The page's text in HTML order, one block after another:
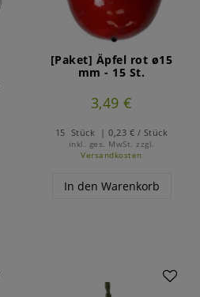
[Paket] Äpfel rot ø15
mm - 15 St.
3,49 €
15 Stück | 0,23 € / Stück
inkl. ges. MwSt. zzgl.
Versandkosten
In den Warenkorb